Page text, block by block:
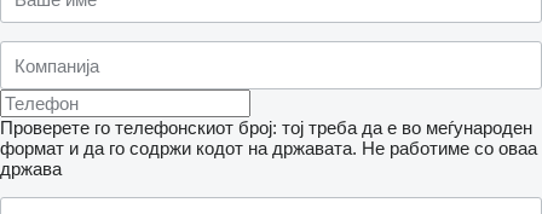
Проверете го телефонскиот број: тој треба да е во меѓународен
формат и да го содржи кодот на државата. Не работиме со оваа
држава